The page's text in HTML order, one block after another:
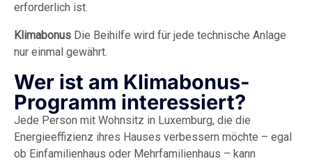
erforderlich ist.
Klimabonus Die Beihilfe wird für jede technische Anlage
nur einmal gewährt.
Wer ist am Klimabonus-
Programm interessiert?
Jede Person mit Wohnsitz in Luxemburg, die die
Energieeffizienz ihres Hauses verbessern möchte – egal
ob Einfamilienhaus oder Mehrfamilienhaus – kann